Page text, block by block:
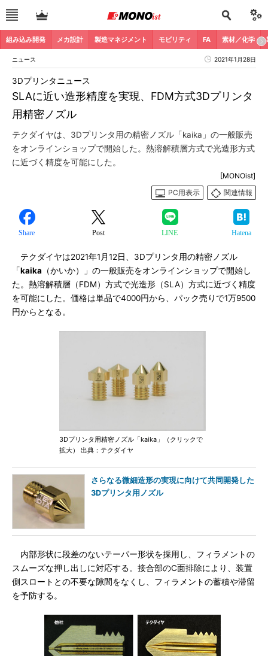
組み込み開発 メカ設計 製造マネジメント モビリティ FA 素材／化学
ニュース 2021年1月28日
SLAに近い造形精度を実現、FDM方式3Dプリンタ
用精密ノズル
3Dプリンタニュース
テクダイヤは、3Dプリンタ用の精密ノズル「kaika」の一般販売
をオンラインショップで開始した。熱溶解積層方式で光造形方式
に近づく精度を可能にした。
[MONOist]
PC用表示
関連情報
Share Post LINE Hatena
テクダイヤは2021年1月12日、3Dプリンタ用の精密ノズル
「kaika （かいか）」の一般販売をオンラインショップで開始し
た。熱溶解積層（FDM）方式で光造形（SLA）方式に近づく精度
を可能にした。価格は単品で4000円から、パック売りで1万9500
円からとなる。
3Dプリンタ用精密ノズル「kaika」（クリックで
拡大） 出典：テクダイヤ
さらなる微細造形の実現に向けて共同開発した
3Dプリンタ用ノズル
内部形状に段差のないテーパー形状を採用し、フィラメントの
スムーズな押し出しに対応する。接合部のC面排除により、装置
側スロートとの不要な隙間をなくし、フィラメントの蓄積や滞留
を予防する。